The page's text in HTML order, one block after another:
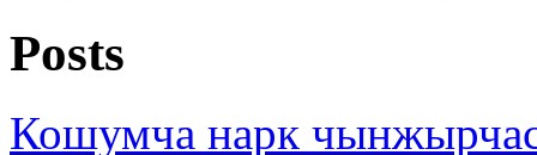
Posts
Кошумча нарк